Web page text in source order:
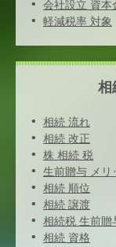
会社設立 資本
軽減税率 対象
相
相続 流れ
相続 改正
株 相続 税
生前贈与 メリ
相続 順位
相続 譲渡
相続税 生前贈
相続 資格